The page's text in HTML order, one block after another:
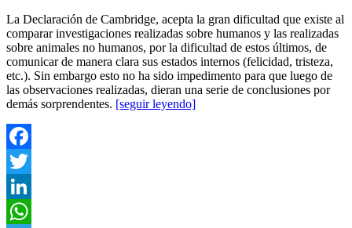
La Declaración de Cambridge, acepta la gran dificultad que existe al
comparar investigaciones realizadas sobre humanos y las realizadas
sobre animales no humanos, por la dificultad de estos últimos, de
comunicar de manera clara sus estados internos (felicidad, tristeza,
etc.). Sin embargo esto no ha sido impedimento para que luego de
las observaciones realizadas, dieran una serie de conclusiones por
demás sorprendentes. [seguir leyendo]
Facebook
Twitter
LinkedIn